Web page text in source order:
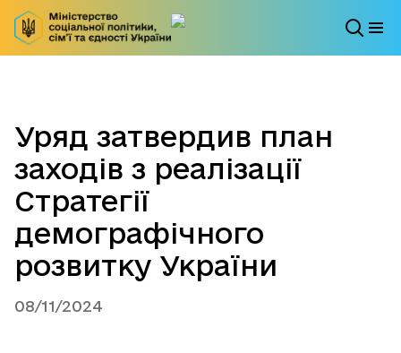
Уряд затвердив план
заходів з реалізації
Стратегії
демографічного
розвитку України
08/11/2024